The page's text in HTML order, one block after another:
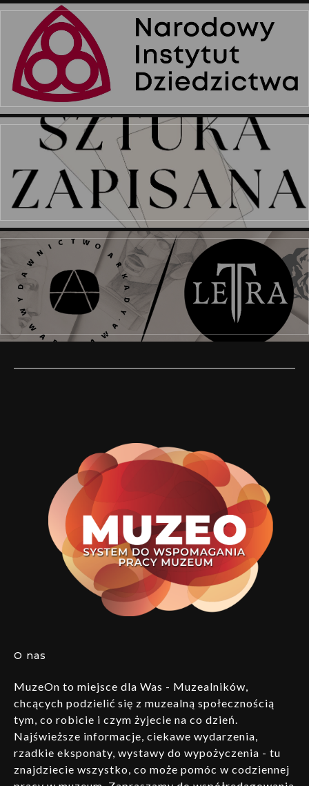
O nas
MuzeOn to miejsce dla Was - Muzealników,
chcących podzielić się z muzealną społecznością
tym, co robicie i czym żyjecie na co dzień.
Najświeższe informacje, ciekawe wydarzenia,
rzadkie eksponaty, wystawy do wypożyczenia - tu
znajdziecie wszystko, co może pomóc w codziennej